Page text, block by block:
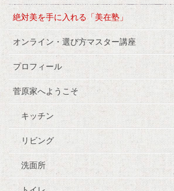
絶対美を手に入れる「美在塾」
オンライン・選び方マスター講座
プロフィール
菅原家へようこそ
キッチン
リビング
洗面所